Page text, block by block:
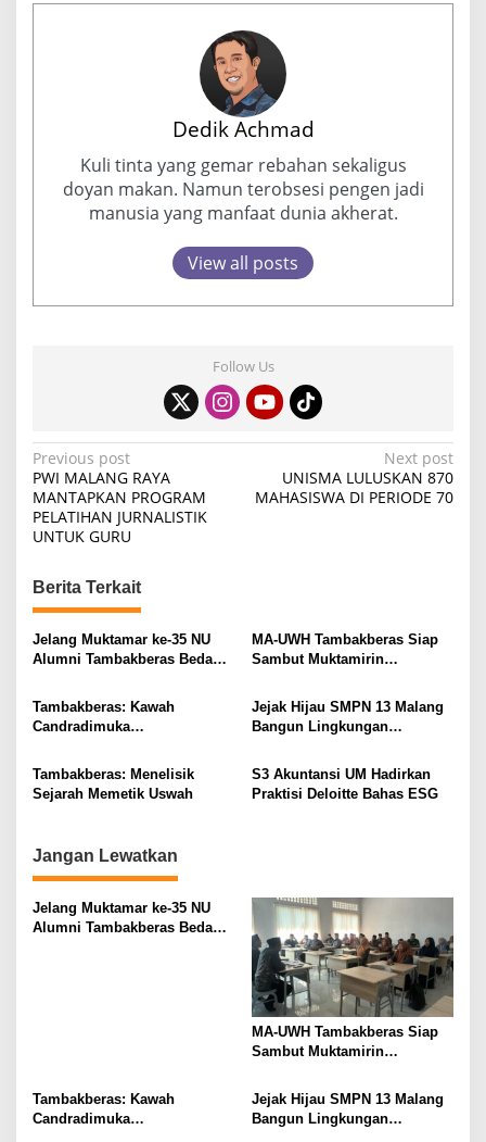
Dedik Achmad
Kuli tinta yang gemar rebahan sekaligus
doyan makan. Namun terobsesi pengen jadi
manusia yang manfaat dunia akherat.
View all posts
Follow Us
P
o
s
n
a
v
g
a
t
i
n
Previous post
PWI MALANG RAYA
MANTAPKAN PROGRAM
PELATIHAN JURNALISTIK
UNTUK GURU
Next post
UNISMA LULUSKAN 870
MAHASISWA DI PERIODE 70
Berita Terkait
Jelang Muktamar ke-35 NU
Alumni Tambakberas Bedah
MA-UWH Tambakberas Siap
Sambut Muktamirin
Tambakberas: Kawah
Candradimuka
Ulama
Jejak Hijau SMPN 13 Malang
Bangun Lingkungan
Tambakberas: Menelisik
Sejarah Memetik Uswah
S3 Akuntansi UM Hadirkan
Praktisi Deloitte Bahas ESG
Jangan Lewatkan
Jelang Muktamar ke-35 NU
Alumni Tambakberas Bedah
MA-UWH Tambakberas Siap
Sambut Muktamirin
Tambakberas: Kawah
Candradimuka
Jejak Hijau SMPN 13 Malang
Bangun Lingkungan